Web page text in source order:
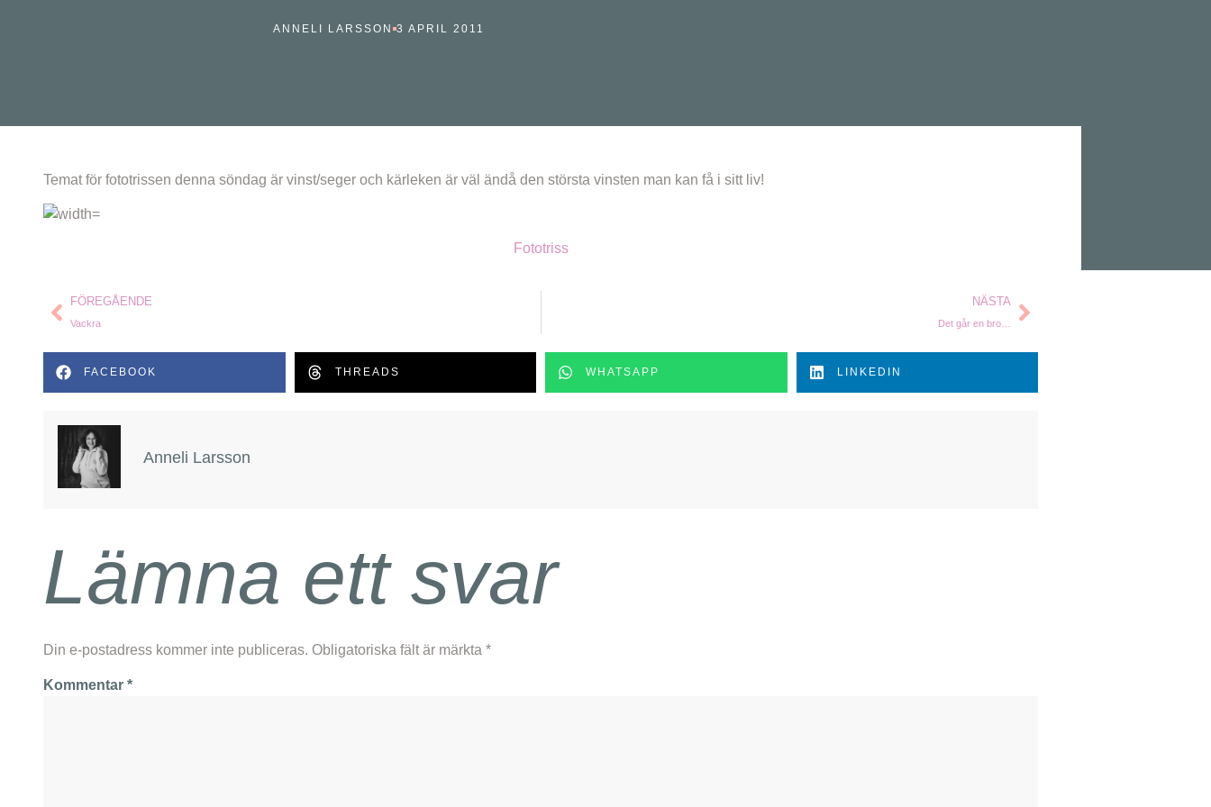
ANNELI LARSSON 3 APRIL 2011
Temat för fototrissen denna söndag är vinst/seger och kärleken är väl ändå den största vinsten man kan få i sitt liv!
Fototriss
FÖREGÅENDE
Vackra
NÄSTA
Det går en bro…
FACEBOOK THREADS WHATSAPP LINKEDIN
Anneli Larsson
Lämna ett svar
Din e-postadress kommer inte publiceras. Obligatoriska fält är märkta *
Kommentar *